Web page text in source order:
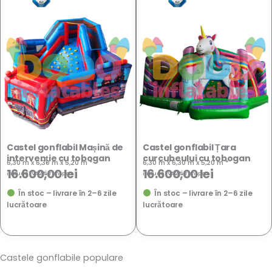
Castel gonflabil Mașină de
intervenție cu tobogan
6,30 m x 6,30 m x 5,20 m *
16.600,00lei
include TVA 21%
· fărătransport
În stoc – livrare în 2–6 zile
lucrătoare
Castel gonflabil Țara
curcubeului cu tobogan
6,30 m x 6,30 m x 5,20 m *
16.600,00lei
include TVA 21%
· fărătransport
În stoc – livrare în 2–6 zile
lucrătoare
Castele gonflabile populare